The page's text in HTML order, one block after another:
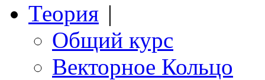
Теория |
Общий курс
Векторное Кольцо